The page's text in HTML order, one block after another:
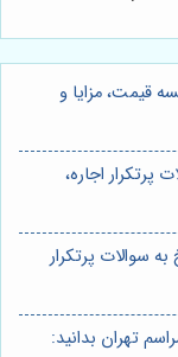
قیمت، مزایا و
اجاره،
سوالات پرتکرار
تهران بدانید: